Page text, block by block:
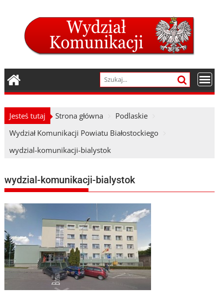
Jesteś tutaj Strona główna
Podlaskie
Wydział Komunikacji Powiatu Białostockiego
wydzial-komunikacji-bialystok
wydzial-komunikacji-bialystok